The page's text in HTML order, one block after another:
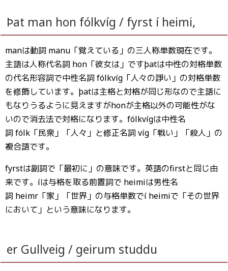
Þat man hon fólkvíg / fyrst í heimi,
manは動詞 manu「覚えている」の三人称単数現在です。
主語は人称代名詞 hon「彼女は」ですþatは中性の対格単数
の代名形容詞で中性名詞 fólkvíg「人々の諍い」の対格単数
を修飾しています。þatは主格と対格が同じ形なので主語に
もなりうるように見えますがhonが主格以外の可能性がな
いので消去法で対格になります。fólkvígは中性名
詞 fólk「民衆」「人々」と修正名詞 víg「戦い」「殺人」の
複合語です。
fyrstは副詞で「最初に」の意味です。英語のfirstと同じ由
来です。íは与格を取る前置詞で heimiは男性名
詞 heimr「家」「世界」の与格単数でí heimiで「その世界
において」という意味になります。
er Gullveig / geirum studdu